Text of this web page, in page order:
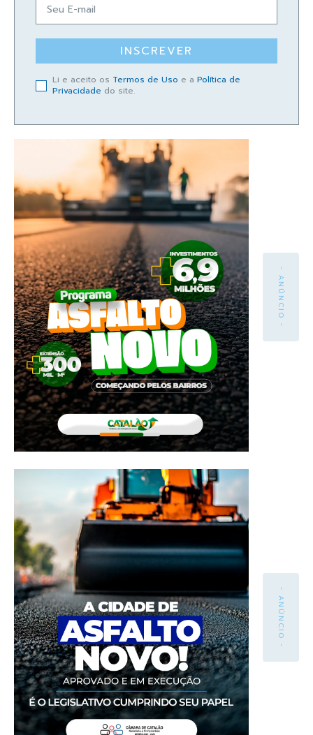
INSCREVER
Li e aceito os Termos de Uso e a Política de
Privacidade do site.
- ANÚNCIO -
- ANÚNCIO -